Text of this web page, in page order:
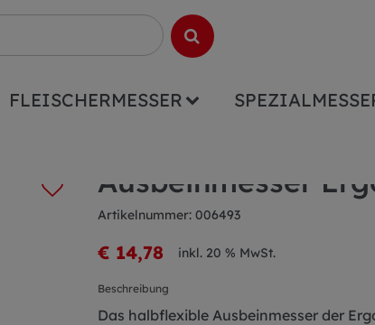
FLEISCHERMESSER
Ausbeinmesser
Artikelnummer: 006493
€ 14,78 inkl. 20 % MwSt.
Beschreibung
Das halbflexible Ausbeinmesser der